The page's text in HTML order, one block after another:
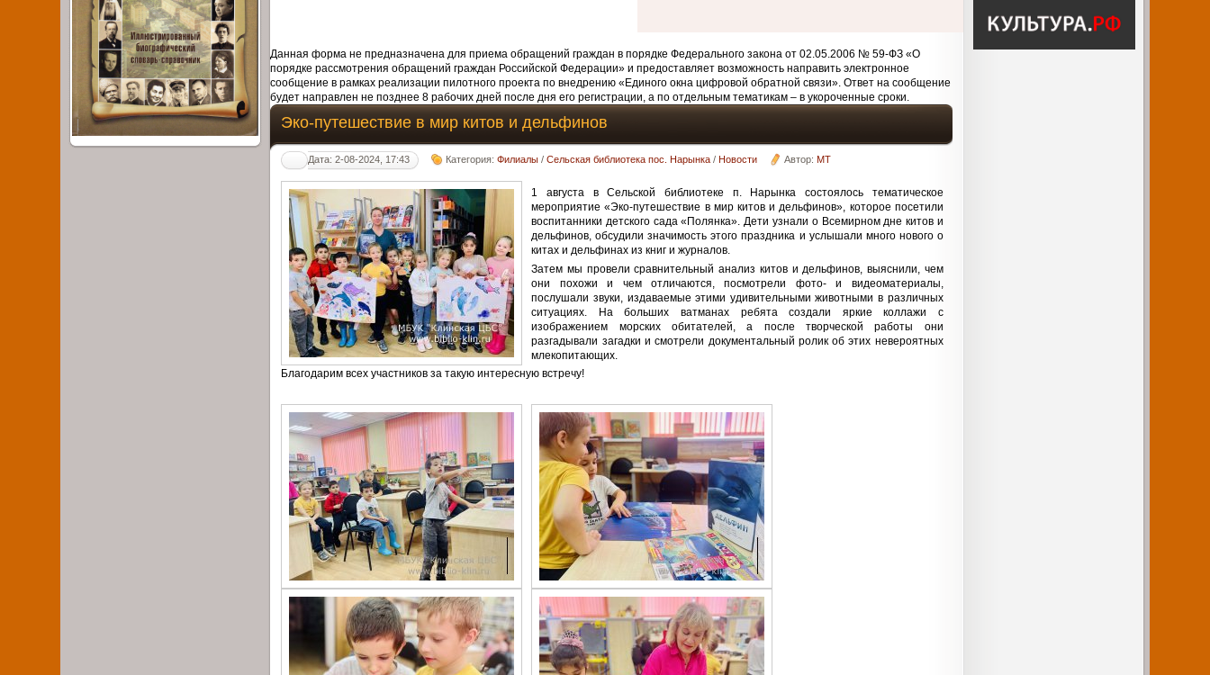
Данная форма не предназначена для приема обращений граждан в порядке Федерального закона от 02.05.2006 № 59-ФЗ «О
порядке рассмотрения обращений граждан Российской Федерации» и предоставляет возможность направить электронное
сообщение в рамках реализации пилотного проекта по внедрению «Единого окна цифровой обратной связи». Ответ на сообщение
будет направлен не позднее 8 рабочих дней после дня его регистрации, а по отдельным тематикам – в укороченные сроки.
Эко-путешествие в мир китов и дельфинов
Дата: 2-08-2024, 17:43 Категория:Филиалы /Сельская библиотека пос. Нарынка /Новости Автор:MT
1 августа в Сельской библиотеке п. Нарынка состоялось тематическое
мероприятие «Эко-путешествие в мир китов и дельфинов», которое посетили
воспитанники детского сада «Полянка». Дети узнали о Всемирном дне китов и
дельфинов, обсудили значимость этого праздника и услышали много нового о
китах и дельфинах из книг и журналов.
Затем мы провели сравнительный анализ китов и дельфинов, выяснили, чем
они похожи и чем отличаются, посмотрели фото- и видеоматериалы,
послушали звуки, издаваемые этими удивительными животными в различных
ситуациях. На больших ватманах ребята создали яркие коллажи с
изображением морских обитателей, а после творческой работы они
разгадывали загадки и смотрели документальный ролик об этих невероятных
млекопитающих.
Благодарим всех участников за такую интересную встречу!